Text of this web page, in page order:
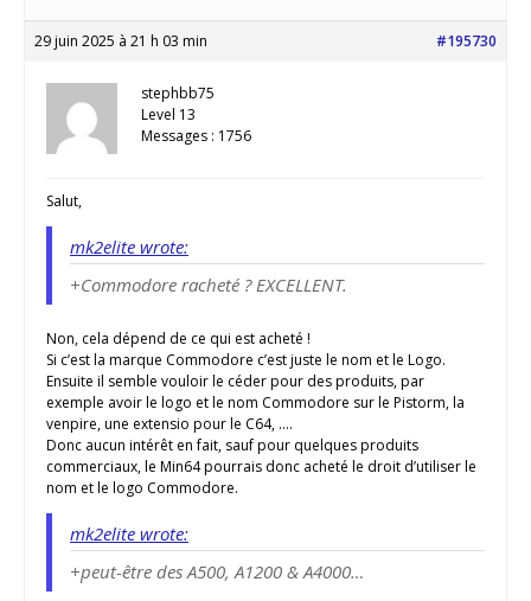
29 juin 2025 à 21 h 03 min #195730
stephbb75
Level 13
Messages : 1756
Salut,
mk2elite wrote:
+Commodore racheté ? EXCELLENT.
Non, cela dépend de ce qui est acheté !
Si c’est la marque Commodore c’est juste le nom et le Logo.
Ensuite il semble vouloir le céder pour des produits, par
exemple avoir le logo et le nom Commodore sur le Pistorm, la
venpire, une extensio pour le C64, ….
Donc aucun intérêt en fait, sauf pour quelques produits
commerciaux, le Min64 pourrais donc acheté le droit d’utiliser le
nom et le logo Commodore.
mk2elite wrote:
+peut-être des A500, A1200 & A4000…